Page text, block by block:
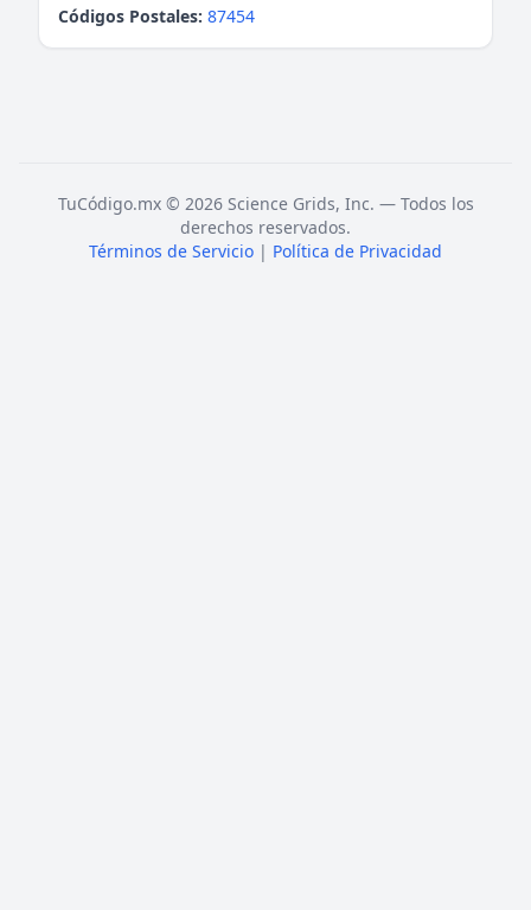
Códigos Postales: 87454
TuCódigo.mx © 2026 Science Grids, Inc. — Todos los
derechos reservados.
Términos de Servicio | Política de Privacidad